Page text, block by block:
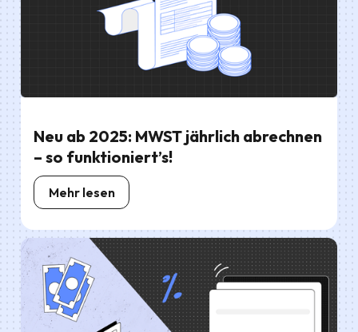
Neu ab 2025: MWST jährlich abrechnen
– so funktioniert’s!
Mehr lesen